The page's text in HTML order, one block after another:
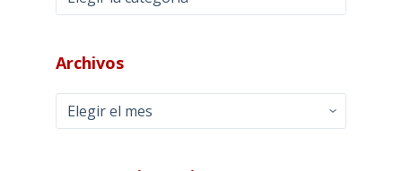
Archivos
Archivos